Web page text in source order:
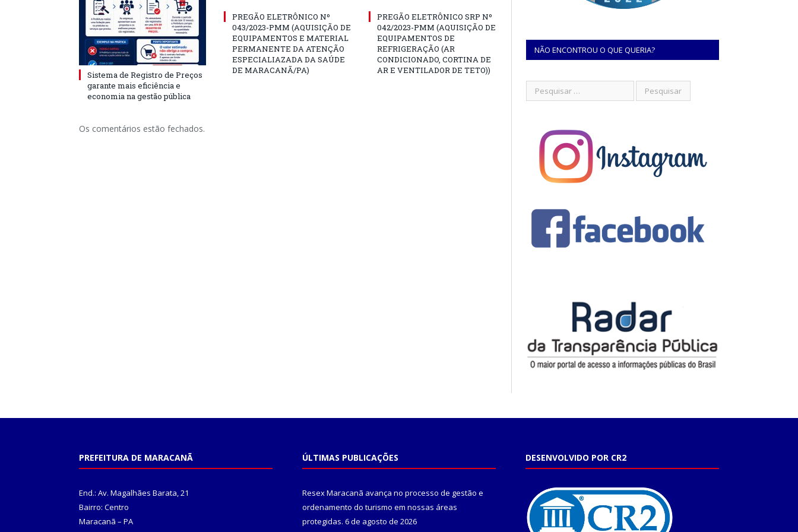
Sistema de Registro de Preços
garante mais eficiência e
economia na gestão pública
PREGÃO ELETRÔNICO Nº
043/2023-PMM (AQUISIÇÃO DE
EQUIPAMENTOS E MATERIAL
PERMANENTE DA ATENÇÃO
ESPECIALIAZADA DA SAÚDE
DE MARACANÃ/PA)
PREGÃO ELETRÔNICO SRP Nº
042/2023-PMM (AQUISIÇÃO DE
EQUIPAMENTOS DE
REFRIGERAÇÃO (AR
CONDICIONADO, CORTINA DE
AR E VENTILADOR DE TETO))
Os comentários estão fechados.
NÃO ENCONTROU O QUE QUERIA?
PREFEITURA DE MARACANÃ
End.: Av. Magalhães Barata, 21
Bairro: Centro
Maracanã – PA
ÚLTIMAS PUBLICAÇÕES
Resex Maracanã avança no processo de gestão e
ordenamento do turismo em nossas áreas
protegidas. 6 de agosto de 2026
DESENVOLVIDO POR CR2